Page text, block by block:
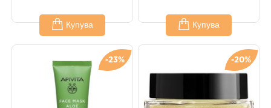
Купува Купува
-23% -20%